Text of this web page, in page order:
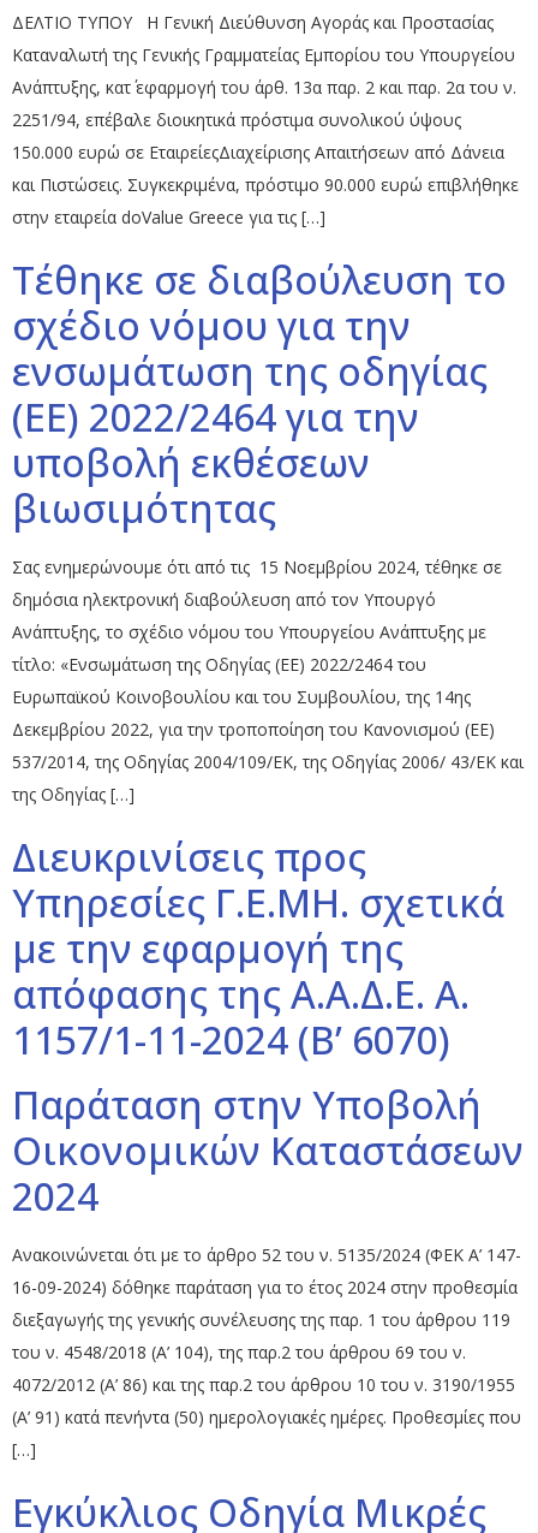
ΔΕΛΤΙΟ ΤΥΠΟΥ Η Γενική Διεύθυνση Αγοράς και Προστασίας
Καταναλωτή της Γενικής Γραμματείας Εμπορίου του Υπουργείου
Ανάπτυξης, κατ΄ εφαρμογή του άρθ. 13α παρ. 2 και παρ. 2α του ν.
2251/94, επέβαλε διοικητικά πρόστιμα συνολικού ύψους
150.000 ευρώ σε ΕταιρείεςΔιαχείρισης Απαιτήσεων από Δάνεια
και Πιστώσεις. Συγκεκριμένα, πρόστιμο 90.000 ευρώ επιβλήθηκε
στην εταιρεία doValue Greece για τις […]
Τέθηκε σε διαβούλευση το
σχέδιο νόμου για την
ενσωμάτωση της οδηγίας
(ΕΕ) 2022/2464 για την
υποβολή εκθέσεων
βιωσιμότητας
Σας ενημερώνουμε ότι από τις 15 Νοεμβρίου 2024, τέθηκε σε
δημόσια ηλεκτρονική διαβούλευση από τον Υπουργό
Ανάπτυξης, το σχέδιο νόμου του Υπουργείου Ανάπτυξης με
τίτλο: «Ενσωμάτωση της Οδηγίας (ΕΕ) 2022/2464 του
Ευρωπαϊκού Κοινοβουλίου και του Συμβουλίου, της 14ης
Δεκεμβρίου 2022, για την τροποποίηση του Κανονισμού (ΕΕ)
537/2014, της Οδηγίας 2004/109/ΕΚ, της Οδηγίας 2006/ 43/ΕΚ και
της Οδηγίας […]
Διευκρινίσεις προς
Υπηρεσίες Γ.Ε.ΜΗ. σχετικά
με την εφαρμογή της
απόφασης της Α.Α.Δ.Ε. Α.
1157/1-11-2024 (Β’ 6070)
Παράταση στην Υποβολή
Οικονομικών Καταστάσεων
2024
Ανακοινώνεται ότι με το άρθρο 52 του ν. 5135/2024 (ΦΕΚ Α’ 147-
16-09-2024) δόθηκε παράταση για το έτος 2024 στην προθεσμία
διεξαγωγής της γενικής συνέλευσης της παρ. 1 του άρθρου 119
του ν. 4548/2018 (Α’ 104), της παρ.2 του άρθρου 69 του ν.
4072/2012 (Α’ 86) και της παρ.2 του άρθρου 10 του ν. 3190/1955
(Α’ 91) κατά πενήντα (50) ημερολογιακές ημέρες. Προθεσμίες που
[…]
Εγκύκλιος Οδηγία Μικρές